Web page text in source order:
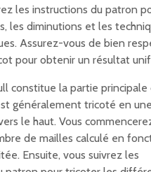
les instructions du patron
les diminutions et les
Assurez-vous de bien
pour obtenir un résultat
constitue la partie principale
généralement tricoté en
le haut. Vous
de mailles calculé en
Ensuite, vous suivrez les